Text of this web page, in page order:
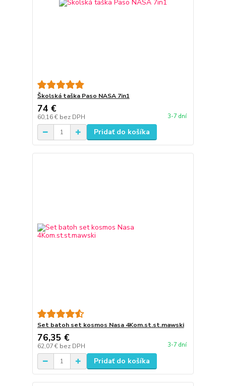
Školská taška Paso NASA 7in1
74 €
60,16 € bez DPH 3-7 dní
Pridať do košíka
Set batoh set kosmos Nasa 4Kom.st.st.mawski
76,35 €
62,07 € bez DPH 3-7 dní
Pridať do košíka